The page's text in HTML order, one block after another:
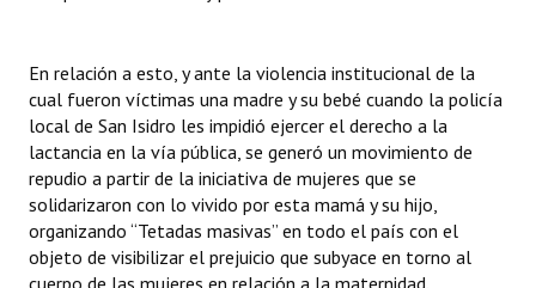
En relación a esto, y ante la violencia institucional de la
cual fueron víctimas una madre y su bebé cuando la policía
local de San Isidro les impidió ejercer el derecho a la
lactancia en la vía pública, se generó un movimiento de
repudio a partir de la iniciativa de mujeres que se
solidarizaron con lo vivido por esta mamá y su hijo,
organizando “Tetadas masivas” en todo el país con el
objeto de visibilizar el prejuicio que subyace en torno al
cuerpo de las mujeres en relación a la maternidad.